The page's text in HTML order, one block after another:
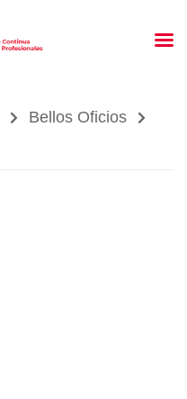
Bellos Oficios